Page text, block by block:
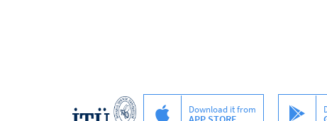
Download it from